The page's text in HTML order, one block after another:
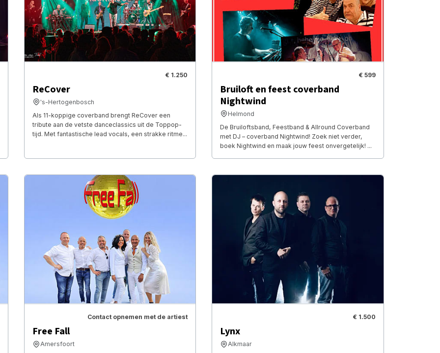
€ 1.250
ReCover
's-Hertogenbosch
Als 11-koppige coverband brengt ReCover een
tribute aan de vetste danceclassics uit de Toppop-
tijd. Met fantastische lead vocals, een strakke ritme...
€ 599
Bruiloft en feest coverband
Nightwind
Helmond
De Bruiloftsband, Feestband & Allround Coverband
met DJ – coverband Nightwind! Zoek niet verder,
boek Nightwind en maak jouw feest onvergetelijk! ...
Contact opnemen met de artiest
Free Fall
Amersfoort
€ 1.500
Lynx
Alkmaar